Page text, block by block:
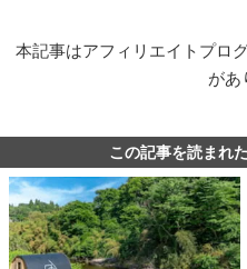
本記事はアフィリエイトプロ
があ
この記事を読まれ